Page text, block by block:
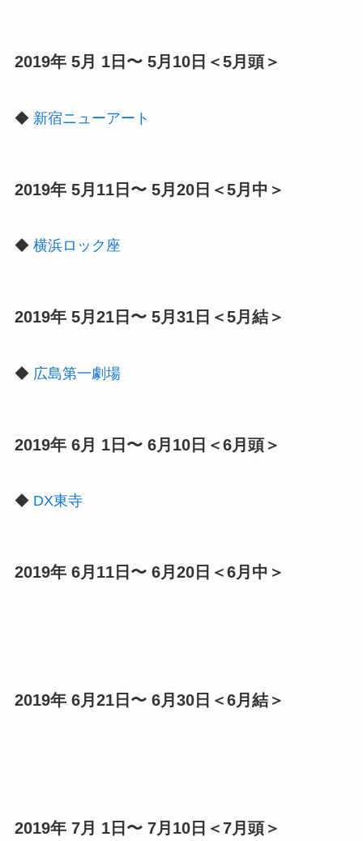
2019年 5月 1日〜 5月10日＜5月頭＞
◆ 新宿ニューアート
2019年 5月11日〜 5月20日＜5月中＞
◆ 横浜ロック座
2019年 5月21日〜 5月31日＜5月結＞
◆ 広島第一劇場
2019年 6月 1日〜 6月10日＜6月頭＞
◆ DX東寺
2019年 6月11日〜 6月20日＜6月中＞
2019年 6月21日〜 6月30日＜6月結＞
2019年 7月 1日〜 7月10日＜7月頭＞